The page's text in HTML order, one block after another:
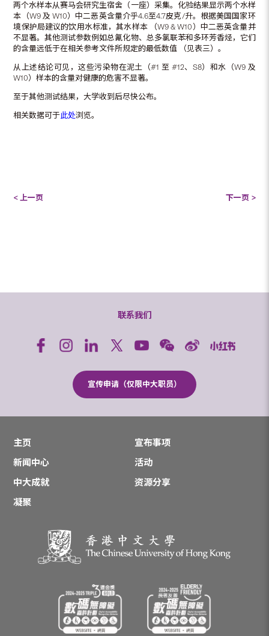
两个水样本从赛马会研究生宿舍（一座）采集。化验结果显示两个水样
本（W9 及 W10）中二恶英含量介乎4.6至4.7皮克/升。根据美国国家环
境保护局建议的饮用水标准，其水样本 （W9 & W10）中二恶英含量并
不显著。其他测试参数例如总氰化物、总多氯联苯和多环芳香烃，它们
的含量远低于在相关参考文件所规定的最低数值 （见表三）。
从上述结论可见，这些污染物在泥土（#1 至 #12、S8）和水（W9 及
W10）样本的含量对健康的危害不显著。
至于其他测试结果，大学收到后尽快公布。
相关数据可于此处浏览。
< 上一页 下一页 >
联系我们
宣传申请（仅限中大职员）
主页
宣布事项
新闻中心
活动
中大成就
资源分享
凝聚